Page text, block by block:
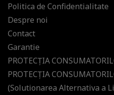
Politica de Confidentialitate
Despre noi
Contact
Garantie
PROTECŢIA
PROTECŢIA
(Solutionarea Alternativa a